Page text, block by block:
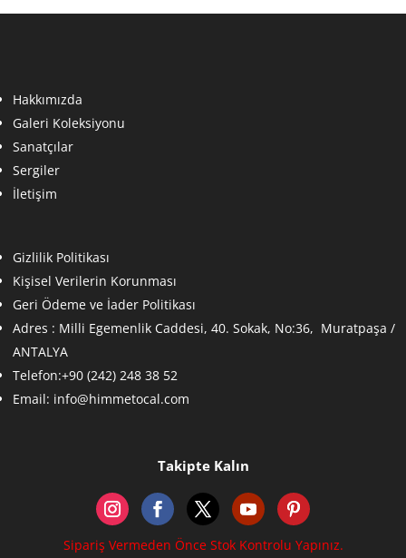
Hakkımızda
Galeri Koleksiyonu
Sanatçılar
Sergiler
İletişim
Gizlilik Politikası
Kişisel Verilerin Korunması
Geri Ödeme ve İader Politikası
Adres : Milli Egemenlik Caddesi, 40. Sokak, No:36, Muratpaşa /
ANTALYA
Telefon:+90 (242) 248 38 52
Email: info@himmetocal.com
Takipte Kalın
Sipariş Vermeden Önce Stok Kontrolu Yapınız.